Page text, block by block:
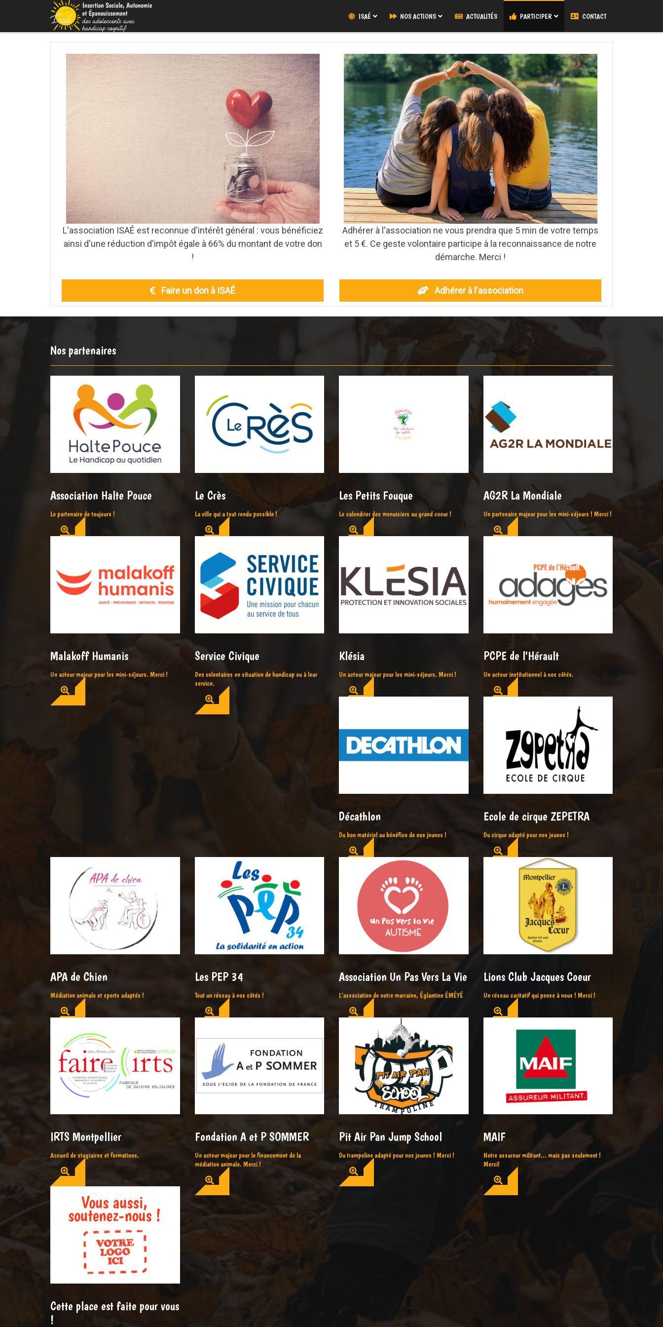
ISAÉ NOS ACTIONS ACTUALITÉS PARTICIPER CONTACT
L'association ISAÉ est reconnue d'intérêt général : vous bénéficiez
ainsi d'une réduction d'impôt égale à 66% du montant de votre don
!
Faire un don à ISAÉ
Adhérer à l'association ne vous prendra que 5 min de votre temps
et 5 €. Ce geste volontaire participe à la reconnaissance de notre
démarche. Merci !
Adhérer à l'association
Nos partenaires
Association Halte Pouce
Le partenaire de toujours !
Le Crès
La ville qui a tout rendu possible !
Les Petits Fouque
Le calendrier des menuisiers au grand coeur !
AG2R La Mondiale
Un partenaire majeur pour les mini-séjours ! Merci !
Malakoff Humanis
Un acteur majeur pour les mini-séjours. Merci !
Service Civique
Des volontaires en situation de handicap ou à leur
service.
Klésia
Un acteur majeur pour les mini-séjours. Merci !
PCPE de l'Hérault
Un acteur institutionnel à nos côtés.
Décathlon
Du bon matériel au bénéfice de nos jeunes !
Ecole de cirque ZEPETRA
Du cirque adapté pour nos jeunes !
APA de Chien
Médiation animale et sports adaptés !
Les PEP 34
Tout un réseau à nos côtés !
Association Un Pas Vers La Vie
L'association de notre marraine, Églantine ÉMÉYÉ
Lions Club Jacques Coeur
Un réseau caritatif qui pense à nous ! Merci !
IRTS Montpellier
Accueil de stagiaires et formations.
Fondation A et P SOMMER
Un acteur majeur pour le financement de la
médiation animale. Merci !
Pit Air Pan Jump School
Du trampoline adapté pour nos jeunes ! Merci !
MAIF
Notre assureur militant... mais pas seulement !
Merci!
Cette place est faite pour vous
!